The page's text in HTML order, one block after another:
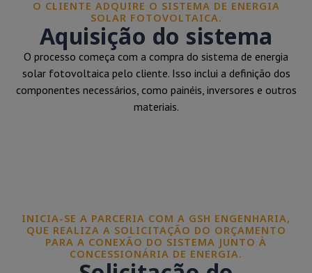
O CLIENTE ADQUIRE O SISTEMA DE ENERGIA
SOLAR FOTOVOLTAICA.
Aquisição do sistema
O processo começa com a compra do sistema de energia
solar fotovoltaica pelo cliente. Isso inclui a definição dos
componentes necessários, como painéis, inversores e outros
materiais.
INICIA-SE A PARCERIA COM A GSH ENGENHARIA,
QUE REALIZA A SOLICITAÇÃO DO ORÇAMENTO
PARA A CONEXÃO DO SISTEMA JUNTO À
CONCESSIONÁRIA DE ENERGIA.